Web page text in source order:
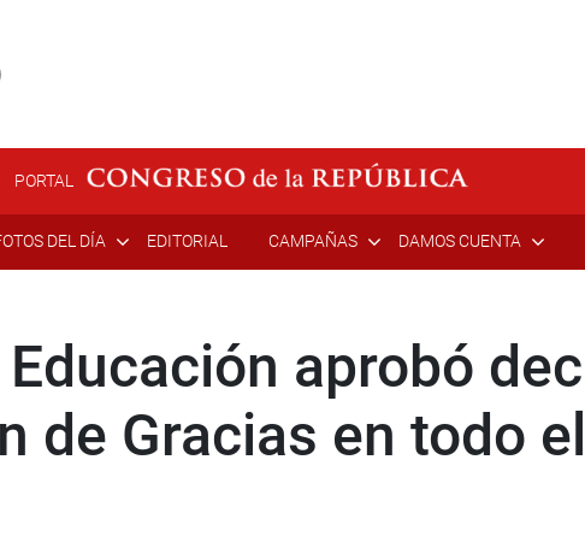
PORTAL
DEL DÍA EDITORIAL CAMPAÑAS DAMOS CUENTA
aprobó
de Gracias en todo